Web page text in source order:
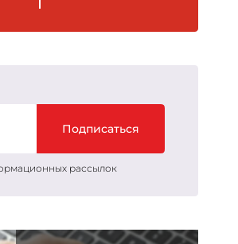
Подписаться
рассылок